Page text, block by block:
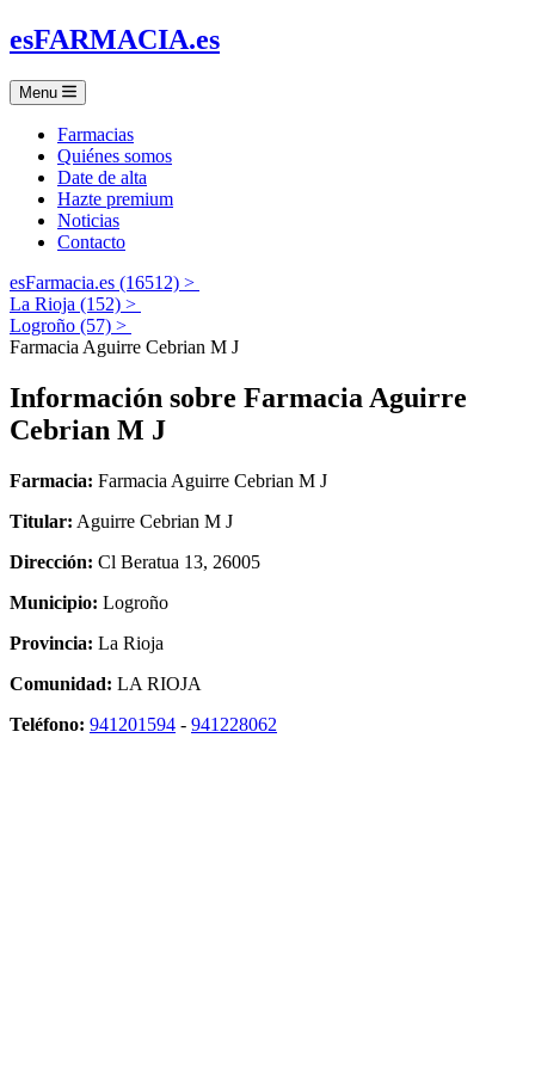
esFARMACIA.es
Menu
Farmacias
Quiénes somos
Date de alta
Hazte premium
Noticias
Contacto
esFarmacia.es (16512) >
La Rioja (152) >
Logroño (57) >
Farmacia Aguirre Cebrian M J
Información sobre Farmacia Aguirre
Cebrian M J
Farmacia: Farmacia Aguirre Cebrian M J
Titular: Aguirre Cebrian M J
Dirección: Cl Beratua 13, 26005
Municipio: Logroño
Provincia: La Rioja
Comunidad: LA RIOJA
Teléfono: 941201594 - 941228062